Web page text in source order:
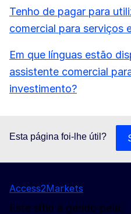
Tenho de pagar para
comercial para serviços
Em que línguas estão
assistente comercial
investimento?
Esta página foi-lhe útil?
Access2Markets
Este sítio é gerido pela: